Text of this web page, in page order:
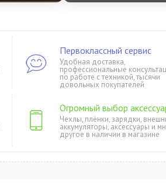
Первоклассный сервис
Удобная доставка,
профессиональные
по работе с техникой, тысячи
довольных покупателей
Огромный выбор
Чехлы, плёнки, зарядки,
аккумуляторы, аксессуары и
другое в наличии в магазине